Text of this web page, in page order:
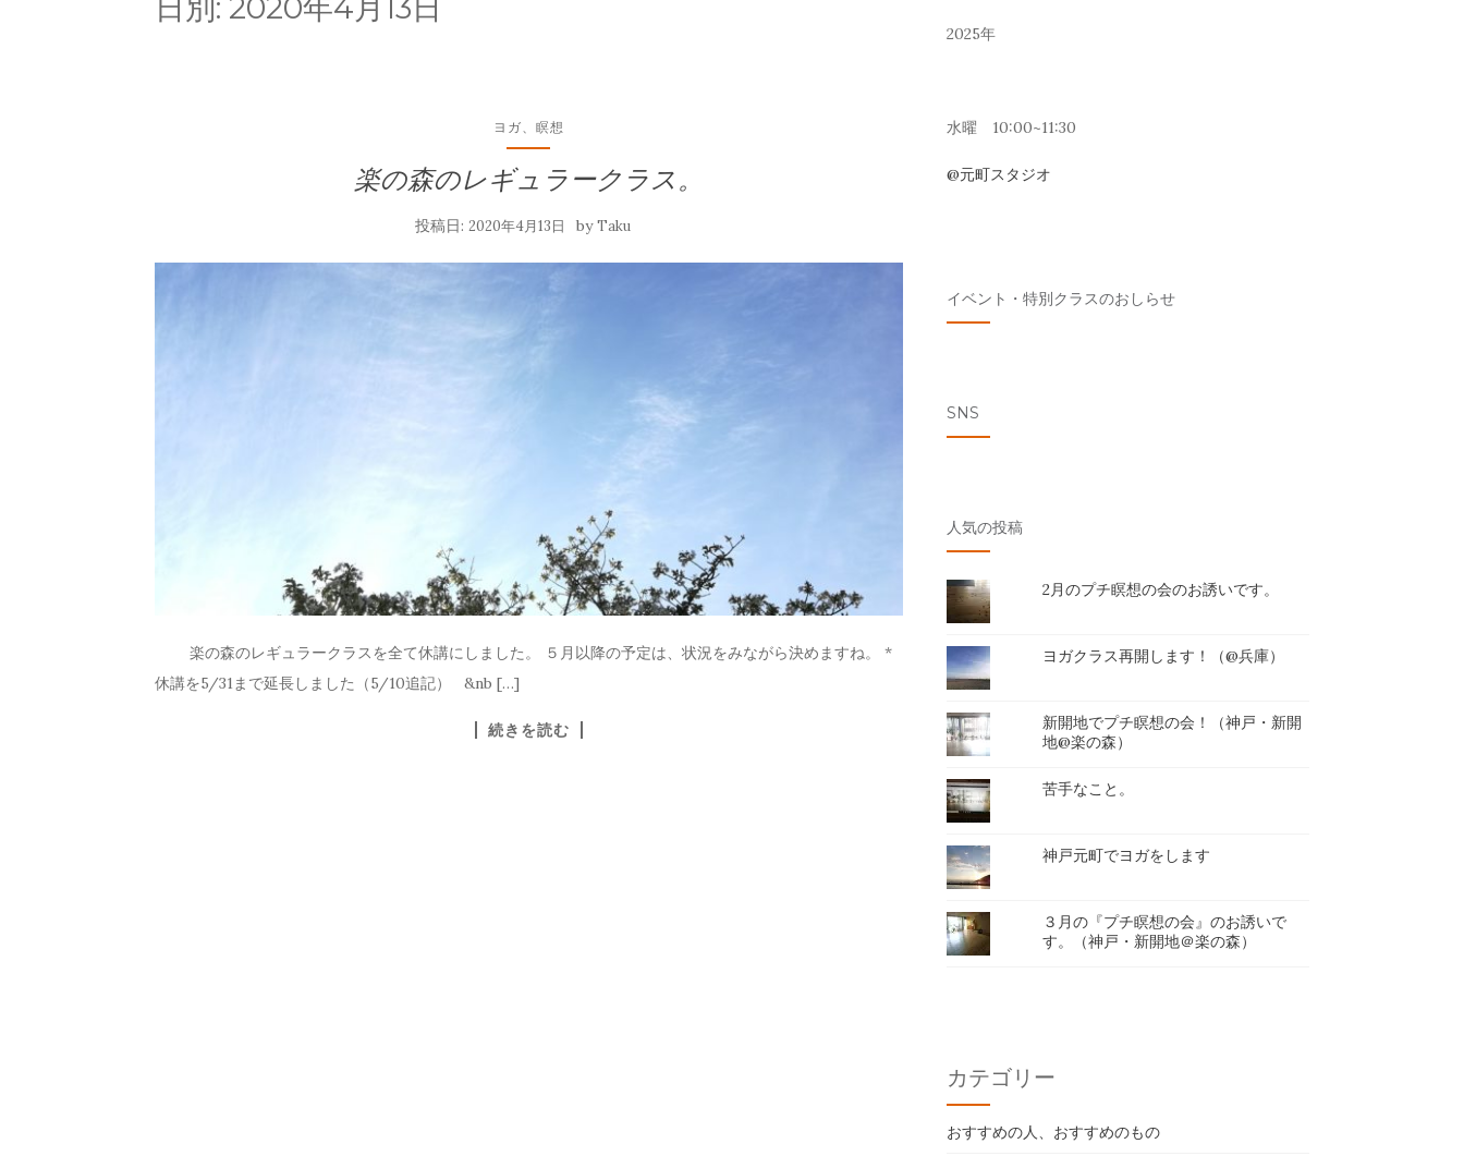
日別: 2020年4月13日
ヨガ、瞑想
楽の森のレギュラークラス。
投稿日:2020年4月13日 byTaku
楽の森のレギュラークラスを全て休講にしました。 ５月以降の予定は、状況をみながら決めますね。 *
休講を5/31まで延長しました（5/10追記） &nb […]
続きを読む
2025年
水曜 10:00~11:30
@元町スタジオ
イベント・特別クラスのおしらせ
SNS
人気の投稿
2月のプチ瞑想の会のお誘いです。
ヨガクラス再開します！（@兵庫）
新開地でプチ瞑想の会！（神戸・新開
地@楽の森）
苦手なこと。
神戸元町でヨガをします
３月の『プチ瞑想の会』のお誘いで
す。（神戸・新開地＠楽の森）
カテゴリー
おすすめの人、おすすめのもの